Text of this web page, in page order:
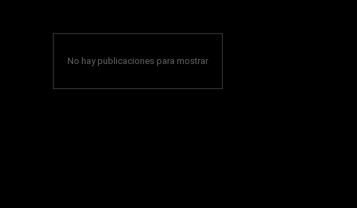
No hay publicaciones para mostrar